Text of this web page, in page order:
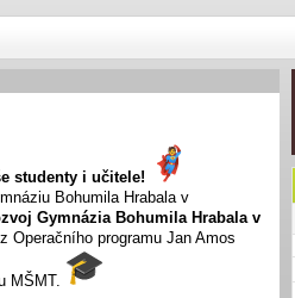
studenty i učitele!
Bohumila Hrabala v
Gymnázia Bohumila Hrabala v
Operačního programu Jan Amos
MŠMT.